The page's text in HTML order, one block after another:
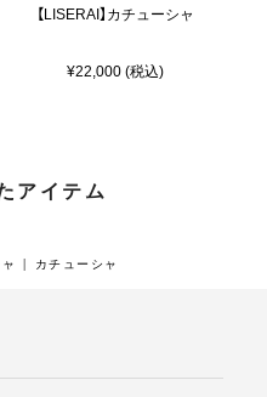
【LISERAI】カチューシャ
¥22,000 (税込)
アイテム
カチューシャ